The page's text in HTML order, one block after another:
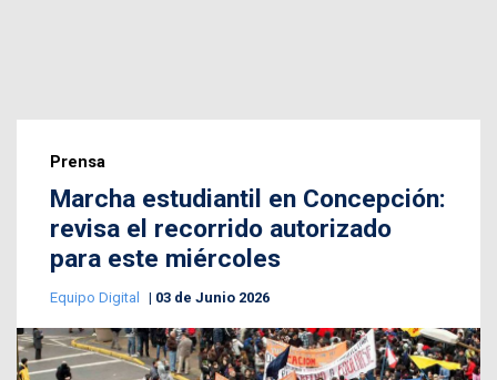
Prensa
Marcha estudiantil en Concepción:
revisa el recorrido autorizado
para este miércoles
Equipo Digital 03 de Junio 2026